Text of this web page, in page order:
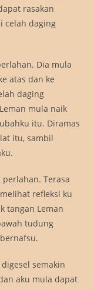
rasakan
celah daging
Dia mula
atas dan ke
daging
mula naik
itu. Diramas
itu, sambil
Terasa
refleksi ku
tangan Leman
tudung
semakin
aku mula dapat